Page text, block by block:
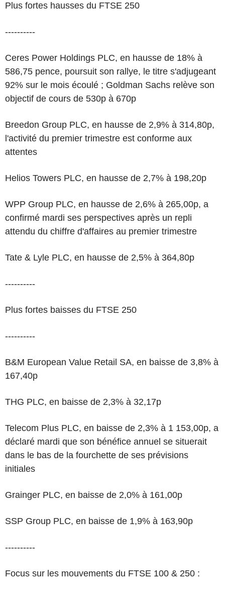
Plus fortes hausses du FTSE 250
----------
Ceres Power Holdings PLC, en hausse de 18% à
586,75 pence, poursuit son rallye, le titre s'adjugeant
92% sur le mois écoulé ; Goldman Sachs relève son
objectif de cours de 530p à 670p
Breedon Group PLC, en hausse de 2,9% à 314,80p,
l'activité du premier trimestre est conforme aux
attentes
Helios Towers PLC, en hausse de 2,7% à 198,20p
WPP Group PLC, en hausse de 2,6% à 265,00p, a
confirmé mardi ses perspectives après un repli
attendu du chiffre d'affaires au premier trimestre
Tate & Lyle PLC, en hausse de 2,5% à 364,80p
----------
Plus fortes baisses du FTSE 250
----------
B&M European Value Retail SA, en baisse de 3,8% à
167,40p
THG PLC, en baisse de 2,3% à 32,17p
Telecom Plus PLC, en baisse de 2,3% à 1 153,00p, a
déclaré mardi que son bénéfice annuel se situerait
dans le bas de la fourchette de ses prévisions
initiales
Grainger PLC, en baisse de 2,0% à 161,00p
SSP Group PLC, en baisse de 1,9% à 163,90p
----------
Focus sur les mouvements du FTSE 100 & 250 :